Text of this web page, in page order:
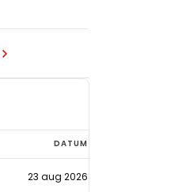
DATUM
23 aug 2026